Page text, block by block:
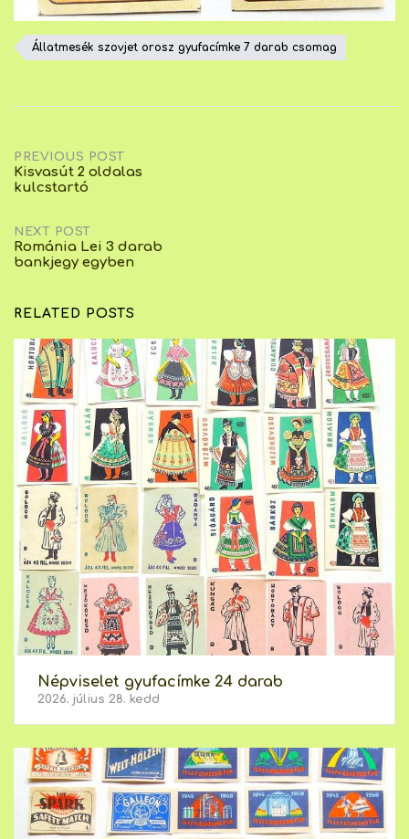
Állatmesék szovjet orosz gyufacímke 7 darab csomag
Post
PREVIOUS POST
Kisvasút 2 oldalas
kulcstartó
NEXT POST
Románia Lei 3 darab
bankjegy egyben
RELATED POSTS
Népviselet gyufacímke 24 darab
2026. július 28. kedd